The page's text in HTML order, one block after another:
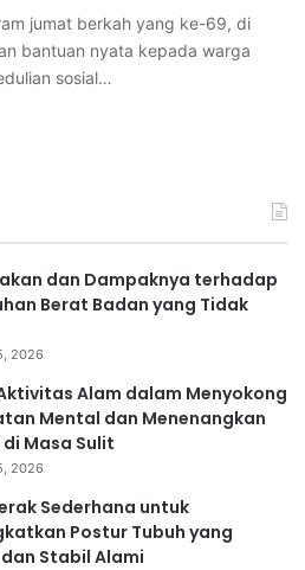
jumat berkah yang ke-69, di
bantuan nyata kepada warga
sosial…
dan Dampaknya terhadap
Berat Badan yang Tidak
2026
Alam dalam Menyokong
Mental dan Menenangkan
di Masa Sulit
2026
Sederhana untuk
Postur Tubuh yang
Stabil Alami